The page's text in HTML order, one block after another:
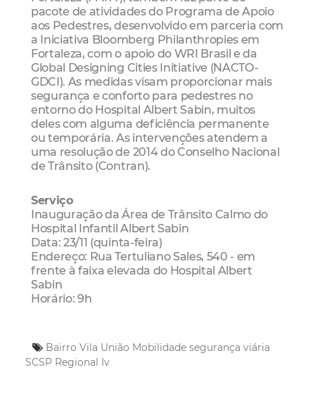
pacote de atividades do Programa de Apoio
aos Pedestres, desenvolvido em parceria com
a Iniciativa Bloomberg Philanthropies em
Fortaleza, com o apoio do WRI Brasil e da
Global Designing Cities Initiative (NACTO-
GDCI). As medidas visam proporcionar mais
segurança e conforto para pedestres no
entorno do Hospital Albert Sabin, muitos
deles com alguma deficiência permanente
ou temporária. As intervenções atendem a
uma resolução de 2014 do Conselho Nacional
de Trânsito (Contran).
Serviço
Inauguração da Área de Trânsito Calmo do
Hospital Infantil Albert Sabin
Data: 23/11 (quinta-feira)
Endereço: Rua Tertuliano Sales, 540 - em
frente à faixa elevada do Hospital Albert
Sabin
Horário: 9h
Bairro Vila União Mobilidade segurança viária
SCSP Regional Iv